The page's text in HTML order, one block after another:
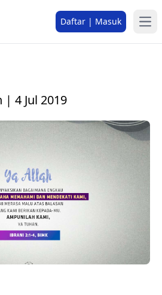
Daftar | Masuk
| 4 Jul 2019